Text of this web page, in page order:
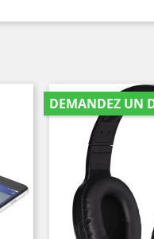
DEMANDEZ UN